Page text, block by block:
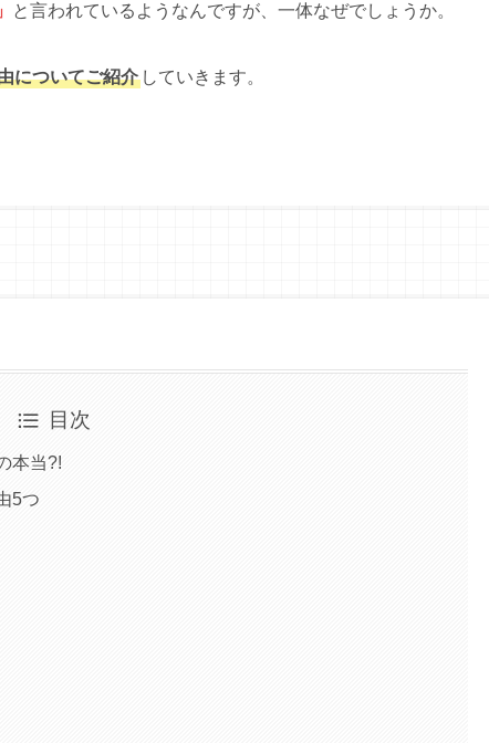
と言われているようなんですが、一体なぜでしょうか。
についてご紹介 していきます。
目次
本当?!
5つ